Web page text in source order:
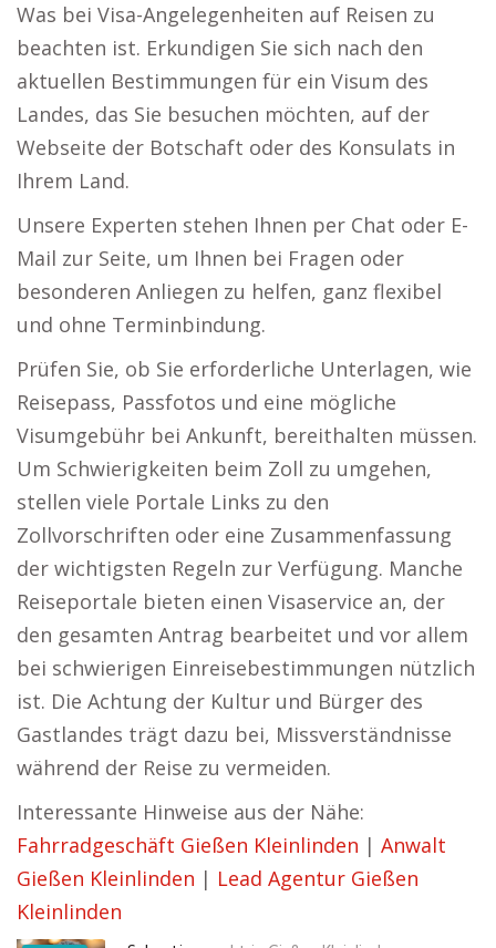
Was bei Visa-Angelegenheiten auf Reisen zu
beachten ist. Erkundigen Sie sich nach den
aktuellen Bestimmungen für ein Visum des
Landes, das Sie besuchen möchten, auf der
Webseite der Botschaft oder des Konsulats in
Ihrem Land.
Unsere Experten stehen Ihnen per Chat oder E-
Mail zur Seite, um Ihnen bei Fragen oder
besonderen Anliegen zu helfen, ganz flexibel
und ohne Terminbindung.
Prüfen Sie, ob Sie erforderliche Unterlagen, wie
Reisepass, Passfotos und eine mögliche
Visumgebühr bei Ankunft, bereithalten müssen.
Um Schwierigkeiten beim Zoll zu umgehen,
stellen viele Portale Links zu den
Zollvorschriften oder eine Zusammenfassung
der wichtigsten Regeln zur Verfügung. Manche
Reiseportale bieten einen Visaservice an, der
den gesamten Antrag bearbeitet und vor allem
bei schwierigen Einreisebestimmungen nützlich
ist. Die Achtung der Kultur und Bürger des
Gastlandes trägt dazu bei, Missverständnisse
während der Reise zu vermeiden.
Interessante Hinweise aus der Nähe:
Fahrradgeschäft Gießen Kleinlinden | Anwalt
Gießen Kleinlinden | Lead Agentur Gießen
Kleinlinden